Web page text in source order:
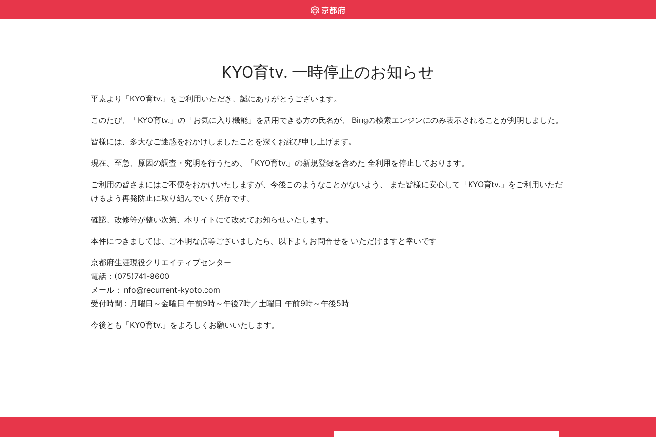
ナビゲーションへ
ホームへ
KYO育tv. 一時停止のお知らせ
平素より「KYO育tv.」をご利用いただき、誠にありがとうございます。
このたび、「KYO育tv.」の「お気に入り機能」を活用できる方の氏名が、 Bingの検索エンジンにのみ表示されることが判明しました。
皆様には、多大なご迷惑をおかけしましたことを深くお詫び申し上げます。
現在、至急、原因の調査・究明を行うため、「KYO育tv.」の新規登録を含めた 全利用を停止しております。
ご利用の皆さまにはご不便をおかけいたしますが、今後このようなことがないよう、 また皆様に安心して「KYO育tv.」をご利用いただ
けるよう再発防止に取り組んでいく所存です。
確認、改修等が整い次第、本サイトにて改めてお知らせいたします。
本件につきましては、ご不明な点等ございましたら、以下よりお問合せを いただけますと幸いです
京都府生涯現役クリエイティブセンター
電話：(075)741-8600
メール：info@recurrent-kyoto.com
受付時間：月曜日～金曜日 午前9時～午後7時／土曜日 午前9時～午後5時
今後とも「KYO育tv.」をよろしくお願いいたします。